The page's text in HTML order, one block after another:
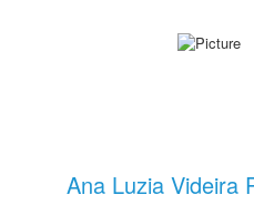
Ana Luzia Videira